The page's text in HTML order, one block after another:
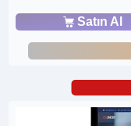
Satın Al